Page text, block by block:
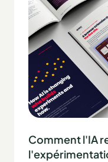
Comment l'IA